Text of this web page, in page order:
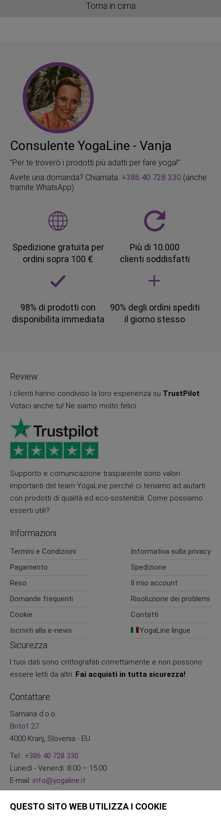
Torna in cima
Consulente YogaLine - Vanja
"Per te troverò i prodotti più adatti per fare yoga!"
Avete una domanda? Chiamata: +386 40 728 330 (anche
tramite WhatsApp)
Spedizione gratuita per
ordini sopra 100 €
Più di 10.000
clienti soddisfatti
98% di prodotti con
disponibilita immediata
90% degli ordini spediti
il giorno stesso
Review
I clienti hanno condiviso la loro esperienza su TrustPilot.
Votaci anche tu! Ne siamo molto felici.
Supporto e comunicazione trasparente sono valori
importanti del team YogaLine perché ci teniamo ad aiutarti
con prodotti di qualità ed eco-sostenibili. Come possiamo
esserti utili?
Informazioni
Termini e Condizioni
Informativa sulla privacy
Pagamento
Spedizione
Reso
Il mio account
Domande frequenti
Risoluzione dei problemi
Cookie
Contatti
Iscriviti alla e-news
YogaLine lingue
Sicurezza
I tuoi dati sono crittografati correttamente e non possono
essere letti da altri. Fai acquisti in tutta sicurezza!
Contattare
Samana d.o.o.
Britof 27
4000 Kranj, Slovenia - EU
Tel.: +386 40 728 330
Lunedì - Venerdì: 8:00 – 15:00
E-mail: info@yogaline.it
QUESTO SITO WEB UTILIZZA I COOKIE